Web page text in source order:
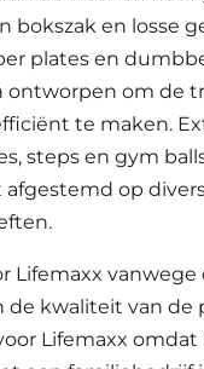
bokszak en losse
plates en
ontworpen om de
te maken.
steps en gym
op
Lifemaxx
de kwaliteit van de
Lifemaxx